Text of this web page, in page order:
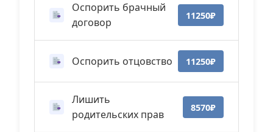
Оспорить брачный
договор
11250₽
Оспорить отцовство 11250₽
Лишить
родительских прав
8570₽